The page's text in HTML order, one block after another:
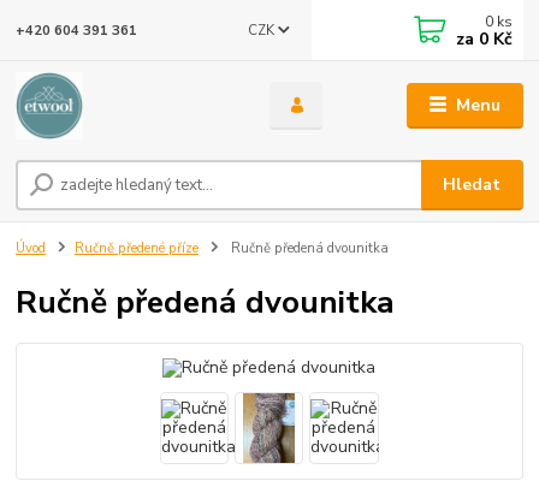
Menu
CZK
Hledat
+420 604 391 361 0 ks
za 0 Kč
Úvod Ručně předené příze Ručně předená dvounitka
Ručně předená dvounitka